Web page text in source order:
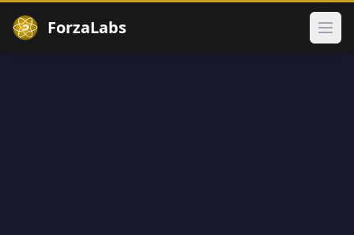
ForzaLabs メイ